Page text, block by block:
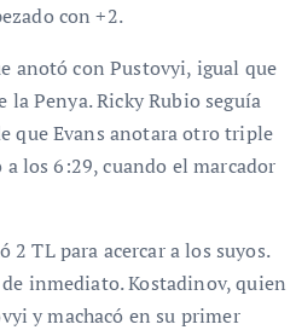
con +2.
anotó con Pustovyi, igual que
Penya. Ricky Rubio seguía
que Evans anotara otro triple
los 6:29, cuando el marcador
TL para acercar a los suyos.
inmediato. Kostadinov, quien
y machacó en su primer